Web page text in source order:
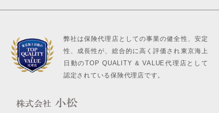
弊社は保険代理店としての事業の健全性、安定
性、成長性が、総合的に高く評価され東京海上
日動のTOP QUALITY & VALUE代理店として
認定されている保険代理店です。